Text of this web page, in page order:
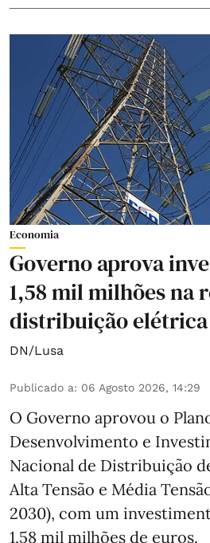
Economia
Governo aprova
1,58 mil milhões na
distribuição elétrica
DN/Lusa
Publicado a: 06 Agosto 2026, 14:29
O Governo aprovou o
Desenvolvimento e
Nacional de Distribuição
Alta Tensão e Média
2030), com um
1,58 mil milhões de euros.